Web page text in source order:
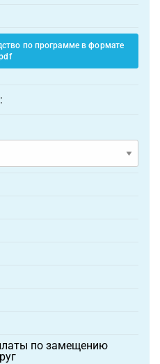
по программе в формате
по замещению